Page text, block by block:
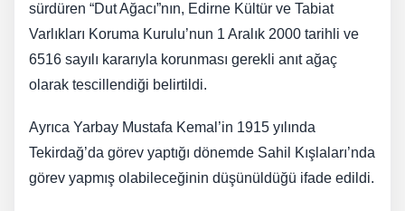
sürdüren “Dut Ağacı”nın, Edirne Kültür ve Tabiat
Varlıkları Koruma Kurulu’nun 1 Aralık 2000 tarihli ve
6516 sayılı kararıyla korunması gerekli anıt ağaç
olarak tescillendiği belirtildi.
Ayrıca Yarbay Mustafa Kemal’in 1915 yılında
Tekirdağ’da görev yaptığı dönemde Sahil Kışlaları’nda
görev yapmış olabileceğinin düşünüldüğü ifade edildi.